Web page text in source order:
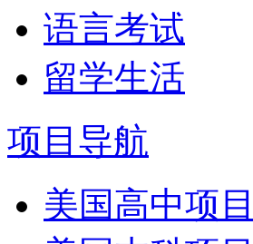
语言考试
留学生活
项目导航
美国高中项目